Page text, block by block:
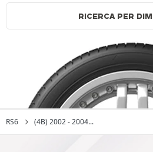
RICERCA PER
RS6 (4B) 2002 - 2004...